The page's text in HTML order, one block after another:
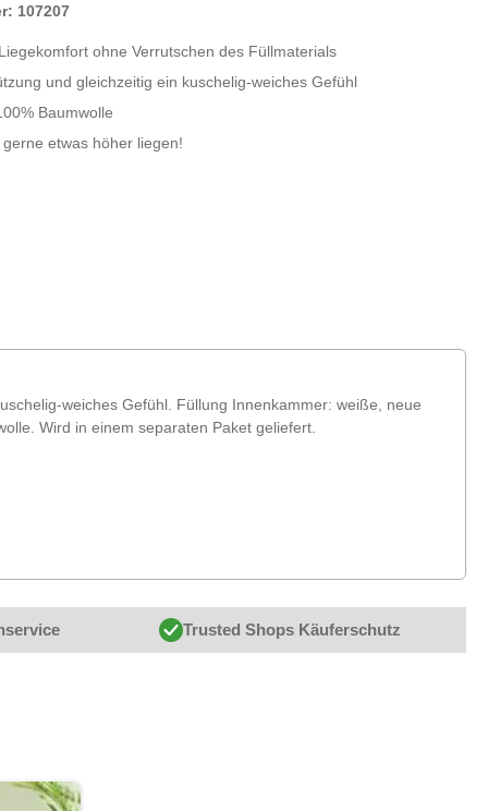
107207
ohne Verrutschen des Füllmaterials
und gleichzeitig ein kuschelig-weiches Gefühl
Baumwolle
etwas höher liegen!
weiches Gefühl. Füllung Innenkammer: weiße, neue
Wird in einem separaten Paket geliefert.
Trusted Shops Käuferschutz